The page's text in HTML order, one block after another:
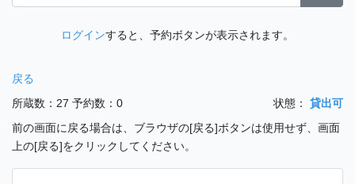
ログインすると、予約ボタンが表示されます。
戻る
所蔵数：27 予約数：0 状態：
貸出可
前の画面に戻る場合は、ブラウザの[戻る]ボタンは使用せず、画面
上の[戻る]をクリックしてください。